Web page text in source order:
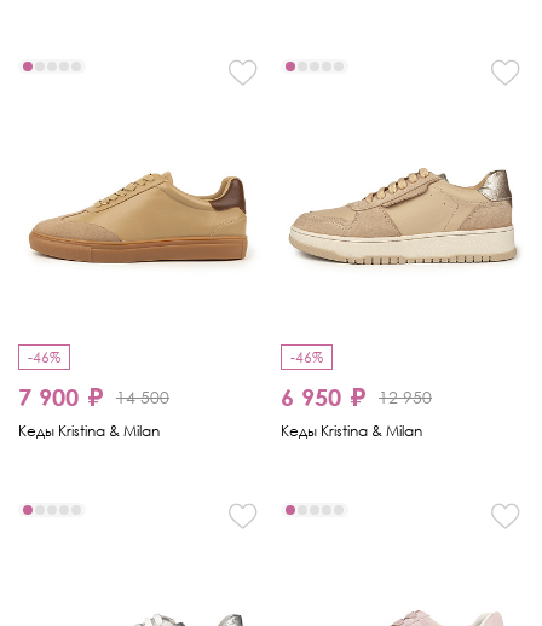
-46%
7 900 ₽ 14 500
Кеды Kristina & Milan
-46%
6 950 ₽ 12 950
Кеды Kristina & Milan